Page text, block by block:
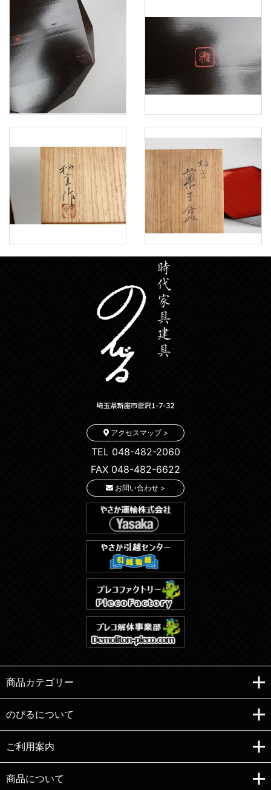
アクセスマップ >
TEL 048-482-2060
FAX 048-482-6622
お問い合わせ >
商品カテゴリー
のびるについて
ご利用案内
商品についてCopyright (C)e-nobiru All right reserved.